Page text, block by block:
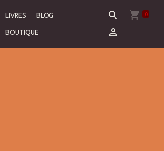
LIVRES BLOG
BOUTIQUE
0